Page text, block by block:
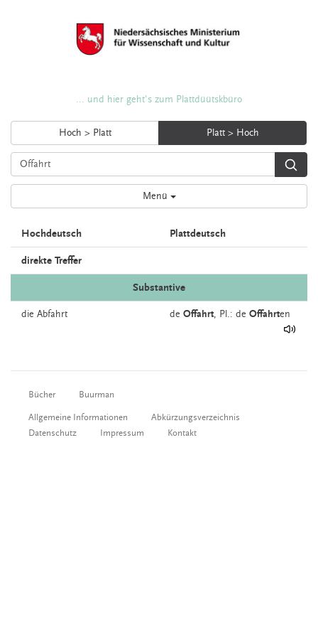
... und hier geht's zum Plattdüütskbüro
Hoch > Platt Platt > Hoch
Menü
Hochdeutsch Plattdeutsch
direkte Treffer
Substantive
die Abfahrt de Offahrt, Pl.: de Offahrten
Bücher Buurman
Allgemeine Informationen
Abkürzungsverzeichnis
Datenschutz
Impressum Kontakt